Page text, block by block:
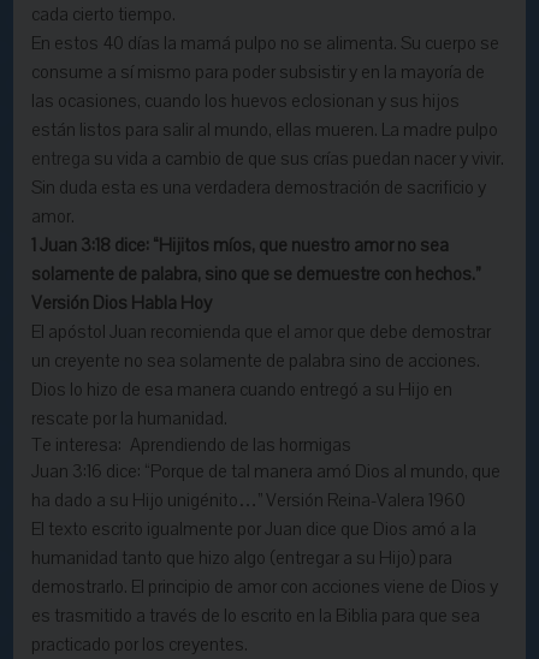
cada cierto tiempo.
En estos 40 días la mamá pulpo no se alimenta. Su cuerpo se
consume a sí mismo para poder subsistir y en la mayoría de
las ocasiones, cuando los huevos eclosionan y sus hijos
están listos para salir al mundo, ellas mueren. La madre pulpo
entrega su vida a cambio de que sus crías puedan nacer y vivir.
Sin duda esta es una verdadera demostración de sacrificio y
amor.
1 Juan 3:18 dice: “Hijitos míos, que nuestro amor no sea
solamente de palabra, sino que se demuestre con hechos.”
Versión Dios Habla Hoy
El apóstol Juan recomienda que el amor que debe demostrar
un creyente no sea solamente de palabra sino de acciones.
Dios lo hizo de esa manera cuando entregó a su Hijo en
rescate por la humanidad.
Te interesa: Aprendiendo de las hormigas
Juan 3:16 dice: “Porque de tal manera amó Dios al mundo, que
ha dado a su Hijo unigénito…” Versión Reina-Valera 1960
El texto escrito igualmente por Juan dice que Dios amó a la
humanidad tanto que hizo algo (entregar a su Hijo) para
demostrarlo. El principio de amor con acciones viene de Dios y
es trasmitido a través de lo escrito en la Biblia para que sea
practicado por los creyentes.